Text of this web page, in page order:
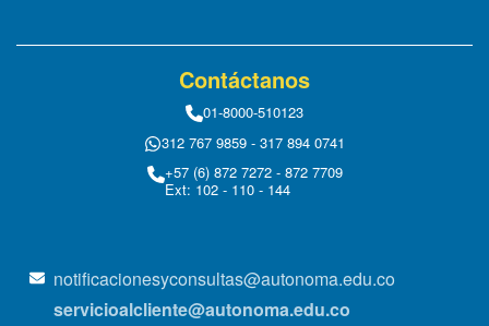
Contáctanos
01-8000-510123
312 767 9859 - 317 894 0741
+57 (6) 872 7272 - 872 7709
Ext: 102 - 110 - 144
notificacionesyconsultas@autonoma.edu.co
servicioalcliente@autonoma.edu.co